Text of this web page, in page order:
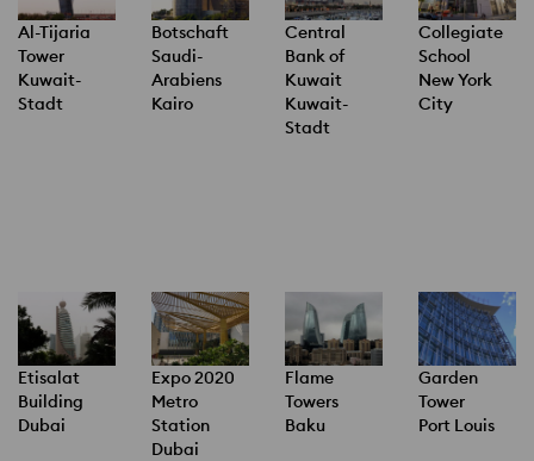
Al-Tijaria
Tower
Kuwait-
Stadt
Botschaft
Saudi-
Arabiens
Kairo
Central
Bank of
Kuwait
Kuwait-
Stadt
Collegiate
School
New York
City
Etisalat
Building
Dubai
Expo 2020
Metro
Station
Dubai
Flame
Towers
Baku
Garden
Tower
Port Louis